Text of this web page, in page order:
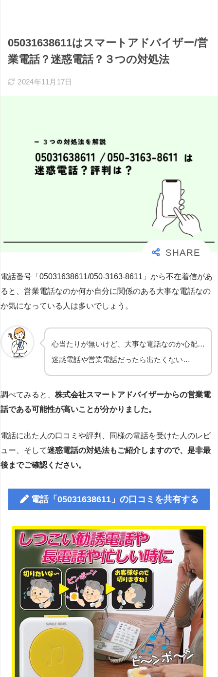
05031638611はスマートアドバイザー/営
業電話？迷惑電話？３つの対処法
2024年11月17日
電話番号「05031638611/050-3163-8611」から不在着信があ
ると、営業電話なのか何か自分に関係のある大事な電話なの
か気になっている人は多いでしょう。
心当たりが無いけど、大事な電話なのか心配…
迷惑電話や営業電話だったら出たくない…
調べてみると、 株式会社スマートアドバイザーからの営業電
話である可能性が高いことが分かりました。
電話に出た人の口コミや評判、同様の電話を受けた人のレビ
ュー、そして迷惑電話の対処法もご紹介しますので、是非最
後までご確認ください。
電話「05031638611」の口コミを共有する